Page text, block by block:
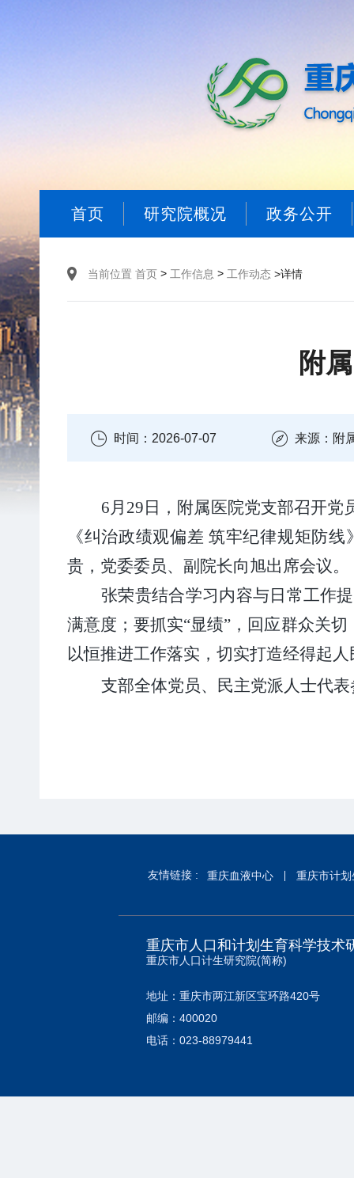
首页 研究院概况 政务公开
当前位置 首页 > 工作信息 > 工作动态 >详情
附
时间：2026-07-07 来源：附
6月 29 日，附属医院党支部召开党
《纠治政绩观偏差 筑牢纪律规矩防线
贵 ，党委委员、 副院长向旭出席会议。
张荣贵结合学习内容与日常工作
满意度；要抓实“显绩”，回应群众关
以恒推进工作落实 ，切实打造经得起
支部全体党员、 民主党派 人士代表
友情链接 : 重庆血液中心 重庆市计
重庆市人口和计划生育科学技术
重庆市人口计生研究院(简称)
地址：重庆市两江新区宝环路420号
邮编：400020
电话：023-88979441